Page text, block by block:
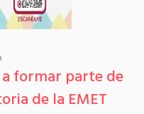
formar parte de
de la EMET